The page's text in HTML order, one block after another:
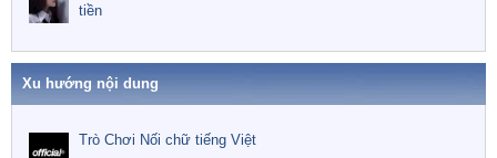
tiền
Xu hướng nội dung
Trò Chơi Nối chữ tiếng Việt